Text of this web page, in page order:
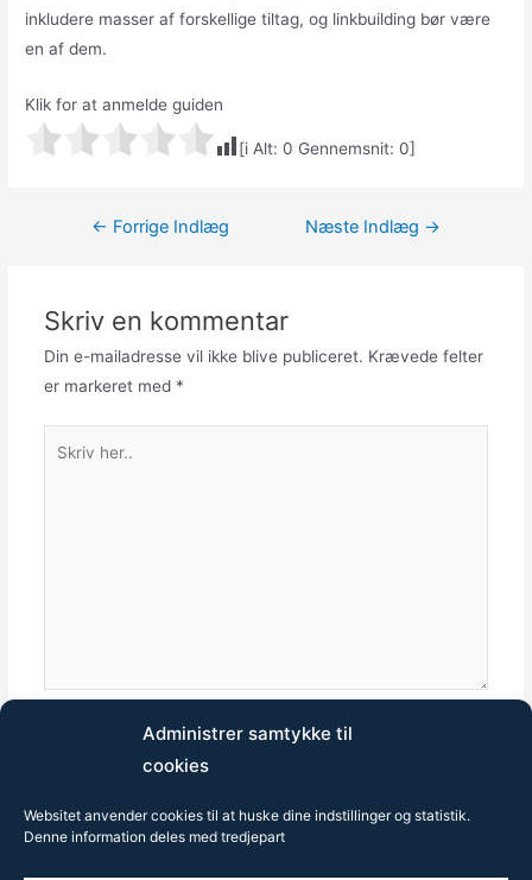
Administrer samtykke til
cookies
Websitet anvender cookies til at huske dine indstillinger og statistik.
Denne information deles med tredjepart
inkludere masser af forskellige tiltag, og linkbuilding bør være
en af dem.
Klik for at anmelde guiden
[i Alt:0 Gennemsnit:0]
Indlægsnavigation
← Forrige Indlæg Næste Indlæg →
Skriv en kommentar
Din e-mailadresse vil ikke blive publiceret. Krævede felter
er markeret med *
Din
e-
Websted